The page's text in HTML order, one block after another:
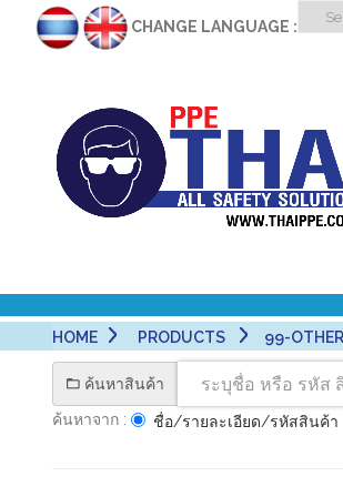
CHANGE LANGUAGE :
HOME PRODUCTS 99-
ค้นหาสินค้า
ค้นหาจาก :
ชื่อ/รายละเอียด/รหัสสินค้า